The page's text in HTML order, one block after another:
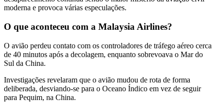
moderna e provoca várias especulações.
O que aconteceu com a Malaysia Airlines?
O avião perdeu contato com os controladores de tráfego aéreo cerca
de 40 minutos após a decolagem, enquanto sobrevoava o Mar do
Sul da China.
Investigações revelaram que o avião mudou de rota de forma
deliberada, desviando-se para o Oceano Índico em vez de seguir
para Pequim, na China.